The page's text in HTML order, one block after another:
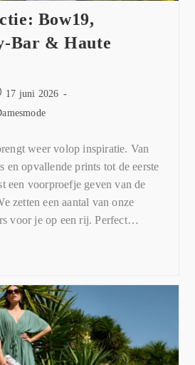
Bow19,
Bar & Haute
17 juni 2026
weer volop inspiratie. Van
en opvallende prints tot de eerste
een voorproefje geven van de
zetten een aantal van onze
voor je op een rij. Perfect…